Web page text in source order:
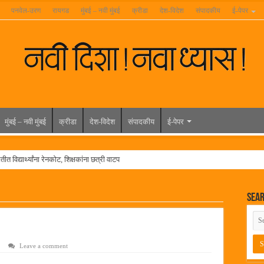
पनवेल-उरण रायगड मुंबई – नवी मुंबई क्रीडा देश-विदेश संपादकीय ई-पेपर
मुंबई – नवी मुंबई क्रीडा देश-विदेश संपादकीय ई-पेपर
विद्यार्थ्यांना रेनकोट, शिक्षकांना छत्री वाटप
वाढदिवसानिमित्त राज्यभरातून शुभेच्छांचा वर्षाव
जाहीर
Leave a comment